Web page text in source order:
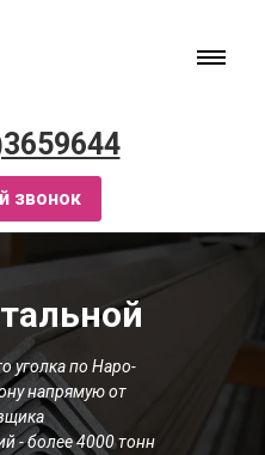
звонок
уголка по Наро-
напрямую от
- более 4000 тонн